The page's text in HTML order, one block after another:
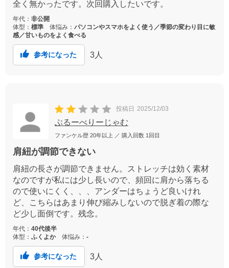
全く無かったです。次回購入したいです。
年代： 非公開
体型： 標準 体悩み： パソコンやスマホをよく使う／季節の変わり目に敏
感／甘いものをよく食べる
参考になった 3 人
投稿日 2025/12/03
ぶるーべりーじゃむ
ファンケル歴 20年以上 ／ 購入回数 1回目
肩紐が調節できない
肩紐の長さが調節できません。ストレッチは効く素材
なのですが私には少し長いので、頻回に肩から落ちる
ので使いにくく、、、アンダーはちょうど良いけれ
ど、こちらはあまり伸び縮みしないので脱ぎ着の際な
ど少し面倒です。残念。
年代： 40代後半
体型： ふくよか体悩み： -
参考になった 3 人